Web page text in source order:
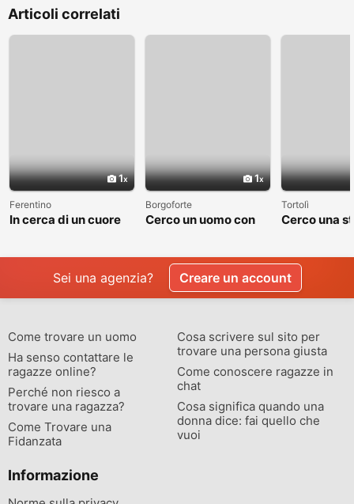
Articoli correlati
1
Ferentino
In cerca di un cuore
1
Borgoforte
Cerco un uomo con
Tortolì
Cerco una
Sei una agenzia? Creare un account
Come trovare un uomo
Ha senso contattare le
ragazze online?
Perché non riesco a
trovare una ragazza?
Come Trovare una
Fidanzata
Cosa scrivere sul sito per
trovare una persona giusta
Come conoscere ragazze in
chat
Cosa significa quando una
donna dice: fai quello che
vuoi
Informazione